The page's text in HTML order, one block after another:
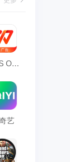
WPS Office
艺